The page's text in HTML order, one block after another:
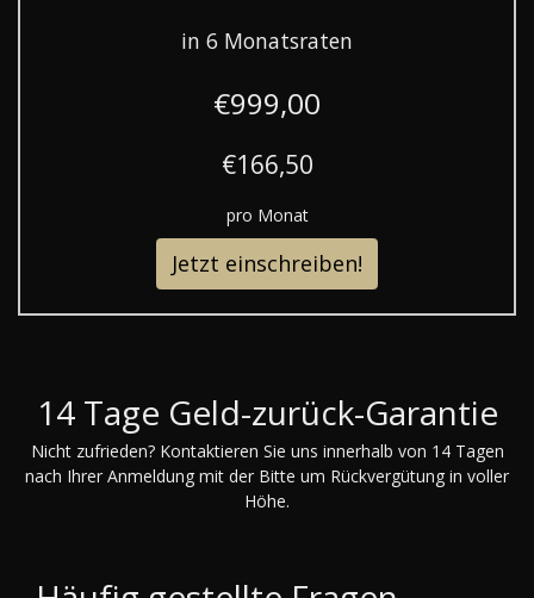
in 6 Monatsraten
€999,00
€166,50
pro Monat
Jetzt einschreiben!
14 Tage Geld-zurück-Garantie
Nicht zufrieden? Kontaktieren Sie uns innerhalb von 14 Tagen
nach Ihrer Anmeldung mit der Bitte um Rückvergütung in voller
Höhe.